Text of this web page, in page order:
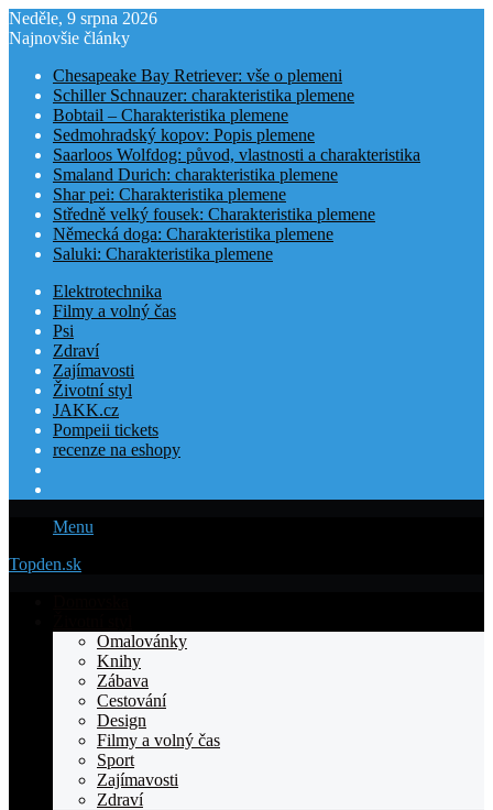
Neděle, 9 srpna 2026
Najnovšie články
Chesapeake Bay Retriever: vše o plemeni
Schiller Schnauzer: charakteristika plemene
Bobtail – Charakteristika plemene
Sedmohradský kopov: Popis plemene
Saarloos Wolfdog: původ, vlastnosti a charakteristika
Smaland Durich: charakteristika plemene
Shar pei: Charakteristika plemene
Středně velký fousek: Charakteristika plemene
Německá doga: Charakteristika plemene
Saluki: Charakteristika plemene
Elektrotechnika
Filmy a volný čas
Psi
Zdraví
Zajímavosti
Životní styl
JAKK.cz
Pompeii tickets
recenze na eshopy
Menu
Topden.sk
Omalovánky
Knihy
Zábava
Cestování
Design
Filmy a volný čas
Sport
Zajímavosti
Zdraví